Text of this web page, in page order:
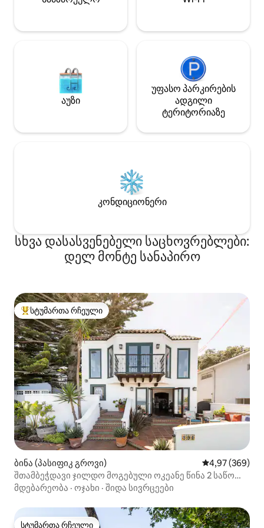
აუზი
უფასო პარკირების
ადგილი
ტერიტორიაზე
კონდიციონერი
სხვა დასასვენებელი საცხოვრებლები:
დელ მონტე სანაპირო
სტუმართა რჩეული მოწინავე ვარიანტი
სტუმართა რჩეული
ბინა (პასიფიკ გროვი) საშუალო
4,97 (369)
შთამბეჭდავი ჯილდო მოგებული ოკეანე წინა 2 საწოლი
2 სააბაზანო
მდებარეობა · ოჯახი · შიდა სივრცეები
სტუმართა რჩეული